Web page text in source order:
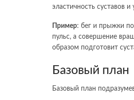
эластичность суставов
Пример: бег и прыжки
пульс, а совершение
образом подготовит
Базовый план
Базовый план